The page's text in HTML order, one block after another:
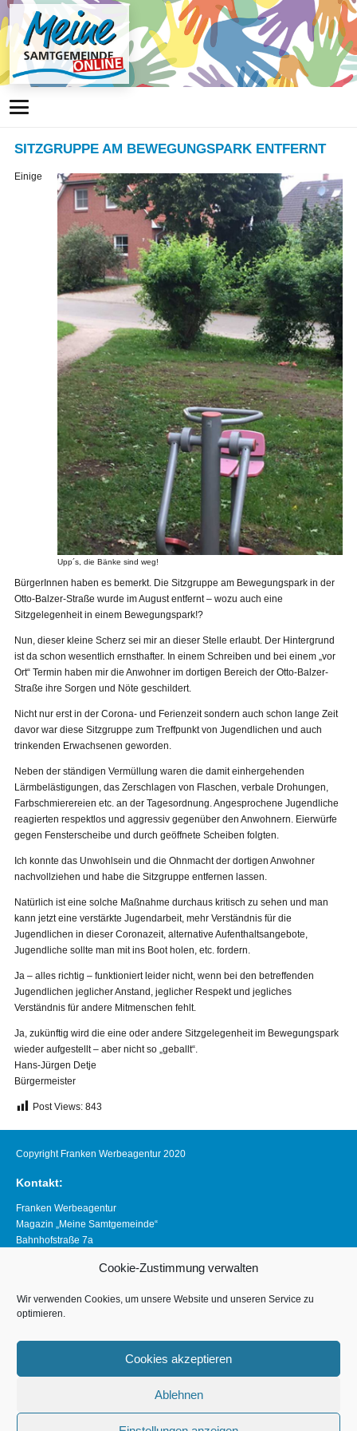
Cookie-Zustimmung verwalten
Wir verwenden Cookies, um unsere Website und unseren Service zu
optimieren.
Cookies akzeptieren
Ablehnen
SITZGRUPPE AM BEWEGUNGSPARK ENTFERNT
Upp´s, die Bänke sind weg!
Einige
BürgerInnen haben es bemerkt. Die Sitzgruppe am Bewegungspark in der
Otto-Balzer-Straße wurde im August entfernt – wozu auch eine
Sitzgelegenheit in einem Bewegungspark!?
Nun, dieser kleine Scherz sei mir an dieser Stelle erlaubt. Der Hintergrund
ist da schon wesentlich ernsthafter. In einem Schreiben und bei einem „vor
Ort“ Termin haben mir die Anwohner im dortigen Bereich der Otto-Balzer-
Straße ihre Sorgen und Nöte geschildert.
Nicht nur erst in der Corona- und Ferienzeit sondern auch schon lange Zeit
davor war diese Sitzgruppe zum Treffpunkt von Jugendlichen und auch
trinkenden Erwachsenen geworden.
Neben der ständigen Vermüllung waren die damit einhergehenden
Lärmbelästigungen, das Zerschlagen von Flaschen, verbale Drohungen,
Farbschmierereien etc. an der Tagesordnung. Angesprochene Jugendliche
reagierten respektlos und aggressiv gegenüber den Anwohnern. Eierwürfe
gegen Fensterscheibe und durch geöffnete Scheiben folgten.
Ich konnte das Unwohlsein und die Ohnmacht der dortigen Anwohner
nachvollziehen und habe die Sitzgruppe entfernen lassen.
Natürlich ist eine solche Maßnahme durchaus kritisch zu sehen und man
kann jetzt eine verstärkte Jugendarbeit, mehr Verständnis für die
Jugendlichen in dieser Coronazeit, alternative Aufenthaltsangebote,
Jugendliche sollte man mit ins Boot holen, etc. fordern.
Ja – alles richtig – funktioniert leider nicht, wenn bei den betreffenden
Jugendlichen jeglicher Anstand, jeglicher Respekt und jegliches
Verständnis für andere Mitmenschen fehlt.
Ja, zukünftig wird die eine oder andere Sitzgelegenheit im Bewegungspark
wieder aufgestellt – aber nicht so „geballt“.
Hans-Jürgen Detje
Bürgermeister
Post Views: 843
Copyright Franken Werbeagentur 2020
Kontakt:
Franken Werbeagentur
Magazin „Meine Samtgemeinde“
Bahnhofstraße 7a
Telefon 04163 8390281
Links:
www.franken-werbeagentur.de